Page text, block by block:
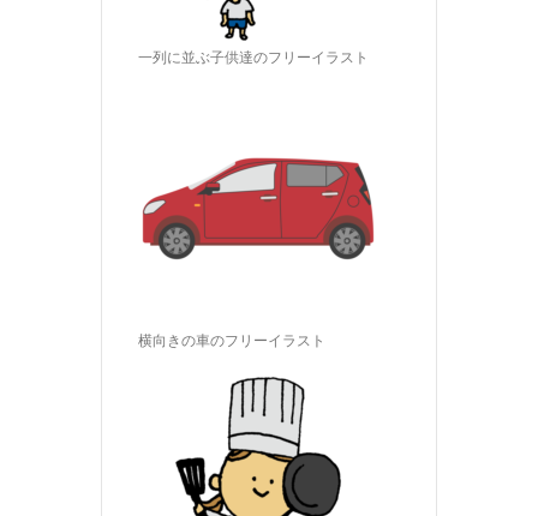
一列に並ぶ子供達のフリーイラスト
横向きの車のフリーイラスト